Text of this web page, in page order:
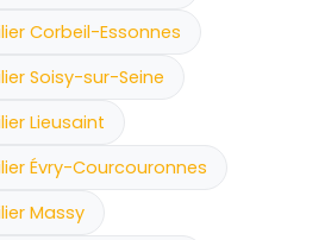
Corbeil-Essonnes
Soisy-sur-Seine
Lieusaint
Évry-Courcouronnes
Massy